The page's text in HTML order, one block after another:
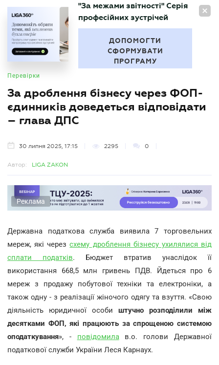
UA
БУХГАЛТЕР
"За межами звітності" Серія
професійних зустрічей
ДОПОМОГТИ
СФОРМУВАТИ
ПРОГРАМУ
Перевірки
За дроблення бізнесу через ФОП-
єдинників доведеться відповідати
– глава ДПС
30 липня 2025, 17:15 2295 0
Автор: LIGA ZAKON
Реклама
Державна податкова служба виявила 7 торговельних
мереж, які черезсхему дроблення бізнесу ухилялися від
сплати податків. Бюджет втратив унаслідок її
використання 668,5 млн гривень ПДВ. Йдеться про 6
мереж з продажу побутової техніки та електроніки, а
також одну - з реалізації жіночого одягу та взуття. «Свою
діяльність юридичної особи штучно розподілили між
десятками ФОП, які працюють за спрощеною системою
оподаткування», - повідомилав.о. голови Державної
податкової служби України Леся Карнаух.